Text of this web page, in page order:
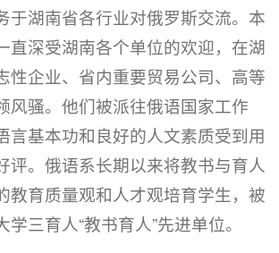
于湖南省各行业对俄罗斯交流。本
直深受湖南各个单位的欢迎，在湖
性企业、省内重要贸易公司、高等
风骚。他们被派往俄语国家工作
言基本功和良好的人文素质受到用
评。俄语系长期以来将教书与育人
教育质量观和人才观培育学生，被
三育人“教书育人”先进单位。